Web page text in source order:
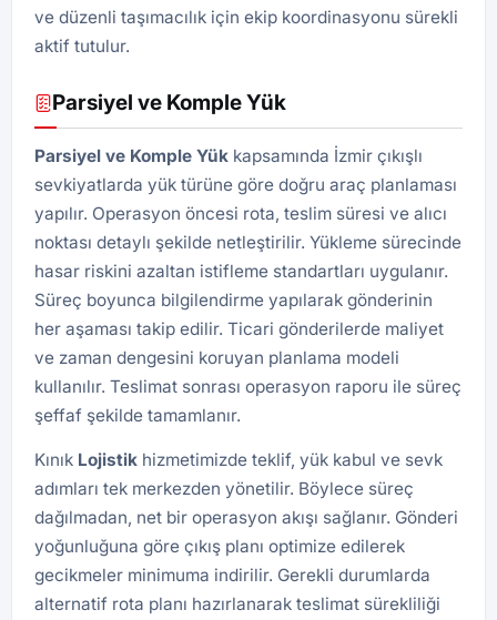
ve düzenli taşımacılık için ekip koordinasyonu sürekli
aktif tutulur.
Parsiyel ve Komple Yük
Parsiyel ve Komple Yük kapsamında İzmir çıkışlı
sevkiyatlarda yük türüne göre doğru araç planlaması
yapılır. Operasyon öncesi rota, teslim süresi ve alıcı
noktası detaylı şekilde netleştirilir. Yükleme sürecinde
hasar riskini azaltan istifleme standartları uygulanır.
Süreç boyunca bilgilendirme yapılarak gönderinin
her aşaması takip edilir. Ticari gönderilerde maliyet
ve zaman dengesini koruyan planlama modeli
kullanılır. Teslimat sonrası operasyon raporu ile süreç
şeffaf şekilde tamamlanır.
Kınık Lojistik hizmetimizde teklif, yük kabul ve sevk
adımları tek merkezden yönetilir. Böylece süreç
dağılmadan, net bir operasyon akışı sağlanır. Gönderi
yoğunluğuna göre çıkış planı optimize edilerek
gecikmeler minimuma indirilir. Gerekli durumlarda
alternatif rota planı hazırlanarak teslimat sürekliliği